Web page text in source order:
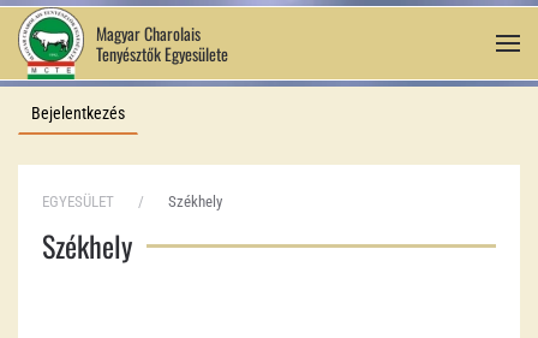
Fő tartalom átugrása
Magyar Charolais
Tenyésztők Egyesülete
Bejelentkezés
EGYESÜLET Székhely
Székhely